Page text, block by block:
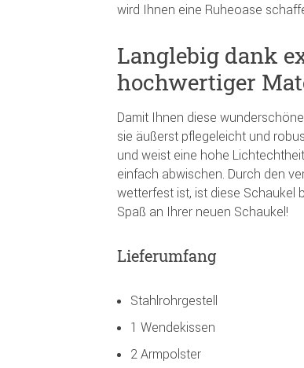
wird Ihnen eine Ruheoase
Langlebig dank
hochwertiger
Damit Ihnen diese
sie äußerst pflegeleicht und
und weist eine hohe
einfach abwischen. Durch den
wetterfest ist, ist diese Schaukel
Spaß an Ihrer neuen Schaukel!
Lieferumfang
Stahlrohrgestell
1 Wendekissen
2 Armpolster